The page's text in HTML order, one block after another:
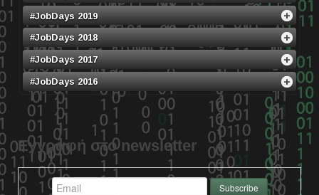
#JobDays 2019
#JobDays 2018
#JobDays 2017
#JobDays 2016
Εγγραφή στο newsletter